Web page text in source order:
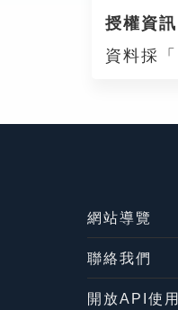
授權資訊
資料採「
網站導覽
聯絡我們
開放API使